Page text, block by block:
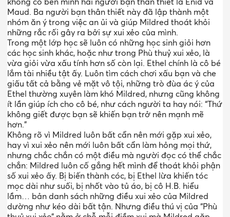
Maud. Ba người bạn thân thiết này đã lập thành một
nhóm ăn ý trong việc an ủi và giúp Mildred thoát khỏi
những rắc rối gây ra bởi sự xui xẻo của mình.
Trong một lớp học sẽ luôn có những học sinh giỏi hơn
các học sinh khác, hoặc như trong Phù thuỷ xui xẻo, là
vừa giỏi vừa xấu tính hơn số còn lại. Ethel chính là cô bé
lắm tài nhiều tật ấy. Luôn tìm cách chơi xấu bạn và che
giấu tất cả bằng vẻ mặt vô tội, những trò đùa ác ý của
Ethel thường xuyên làm khó Mildred, nhưng cũng không
ít lần giúp ích cho cô bé, như cách người ta hay nói: “Thứ
không giết được bạn sẽ khiến bạn trở nên mạnh mẽ
hơn.”
Không rõ vì Mildred luôn bất cẩn nên mới gặp xui xẻo,
hay vì xui xẻo nên mới luôn bất cẩn làm hỏng mọi thứ,
nhưng chắc chắn có một điều mà người đọc có thể chắc
chắn: Mildred luôn cố gắng hết mình để thoát khỏi phận
số xui xẻo ấy. Bị biến thành cóc, bị Ethel lừa khiến tóc
mọc dài như suối, bị nhốt vào tủ áo, bị cô H.B. hiểu
lầm… bản danh sách những điều xui xẻo của Mildred
dường như kéo dài bất tận. Nhưng điều thú vị của “Phù